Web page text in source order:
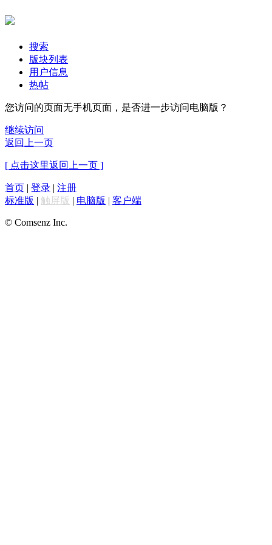
搜索
版块列表
用户信息
热帖
您访问的页面无手机页面，是否进一步访问电脑版？
继续访问
返回上一页
[ 点击这里返回上一页 ]
首页 | 登录 | 注册
标准版 | 触屏版 | 电脑版 | 客户端
© Comsenz Inc.